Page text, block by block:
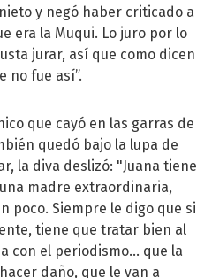
y negó haber criticado a
era la Muqui. Lo juro por lo
jurar, así que como dicen
no fue así”.
que cayó en las garras de
quedó bajo la lupa de
la diva deslizó: "Juana tiene
madre extraordinaria,
poco. Siempre le digo que si
tiene que tratar bien al
con el periodismo… que la
daño, que le van a